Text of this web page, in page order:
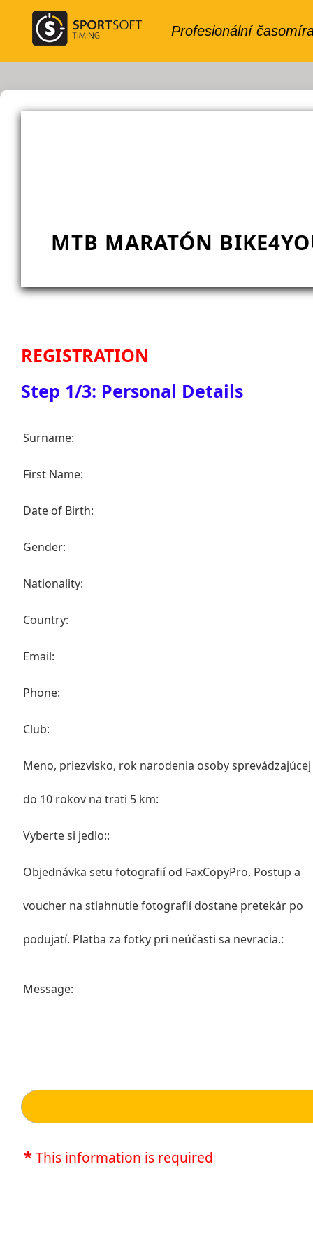
MTB MARATÓN
REGISTRATION
Step 1/3: Personal Details
Surname:
First Name:
Date of Birth:
Gender:
Nationality:
Country:
Email:
Phone:
Club:
Meno, priezvisko, rok narodenia osoby
do 10 rokov na trati 5 km:
Vyberte si jedlo::
Objednávka setu fotografií od FaxCopyPro. Postup a
voucher na stiahnutie fotografií dostane pretekár po
podujatí. Platba za fotky pri neúčasti sa nevracia.:
Message:
*This information is required